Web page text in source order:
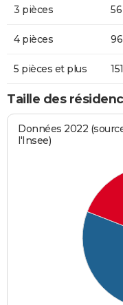
3 pièces 56
4 pièces 96
5 pièces et plus 151
Taille des
Données 2022
l'Insee)